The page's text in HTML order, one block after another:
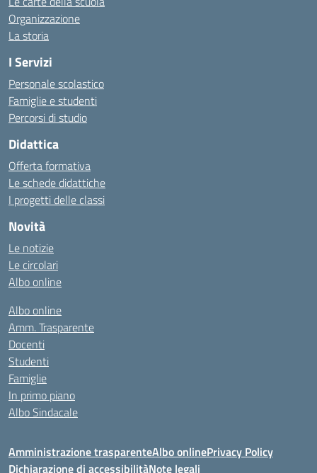
Organizzazione
La storia
I Servizi
Personale scolastico
Famiglie e studenti
Percorsi di studio
Didattica
Offerta formativa
Le schede didattiche
I progetti delle classi
Novità
Le notizie
Le circolari
Albo online
Albo online
Amm. Trasparente
Docenti
Studenti
Famiglie
In primo piano
Albo Sindacale
Amministrazione trasparenteAlbo onlinePrivacy Policy
Dichiarazione di accessibilitàNote legali